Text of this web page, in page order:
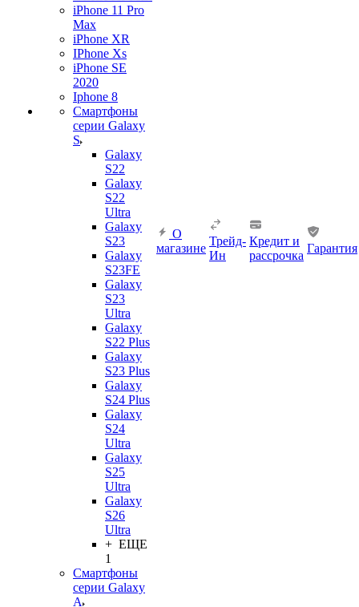
iPhone 11 Pro
Max
iPhone XR
IPhone Xs
iPhone SE
2020
Iphone 8
Смартфоны
серии Galaxy
S
Galaxy
S22
Galaxy
S22
Ultra
Galaxy
S23
Galaxy
S23FE
Galaxy
S23
Ultra
Galaxy
S22 Plus
Galaxy
S23 Plus
Galaxy
S24 Plus
Galaxy
S24
Ultra
Galaxy
S25
Ultra
Galaxy
S26
Ultra
+ ЕЩЕ
1
Смартфоны
серии Galaxy
A
О
магазине
Трейд-
Ин
Кредит и
рассрочка
Гарантия